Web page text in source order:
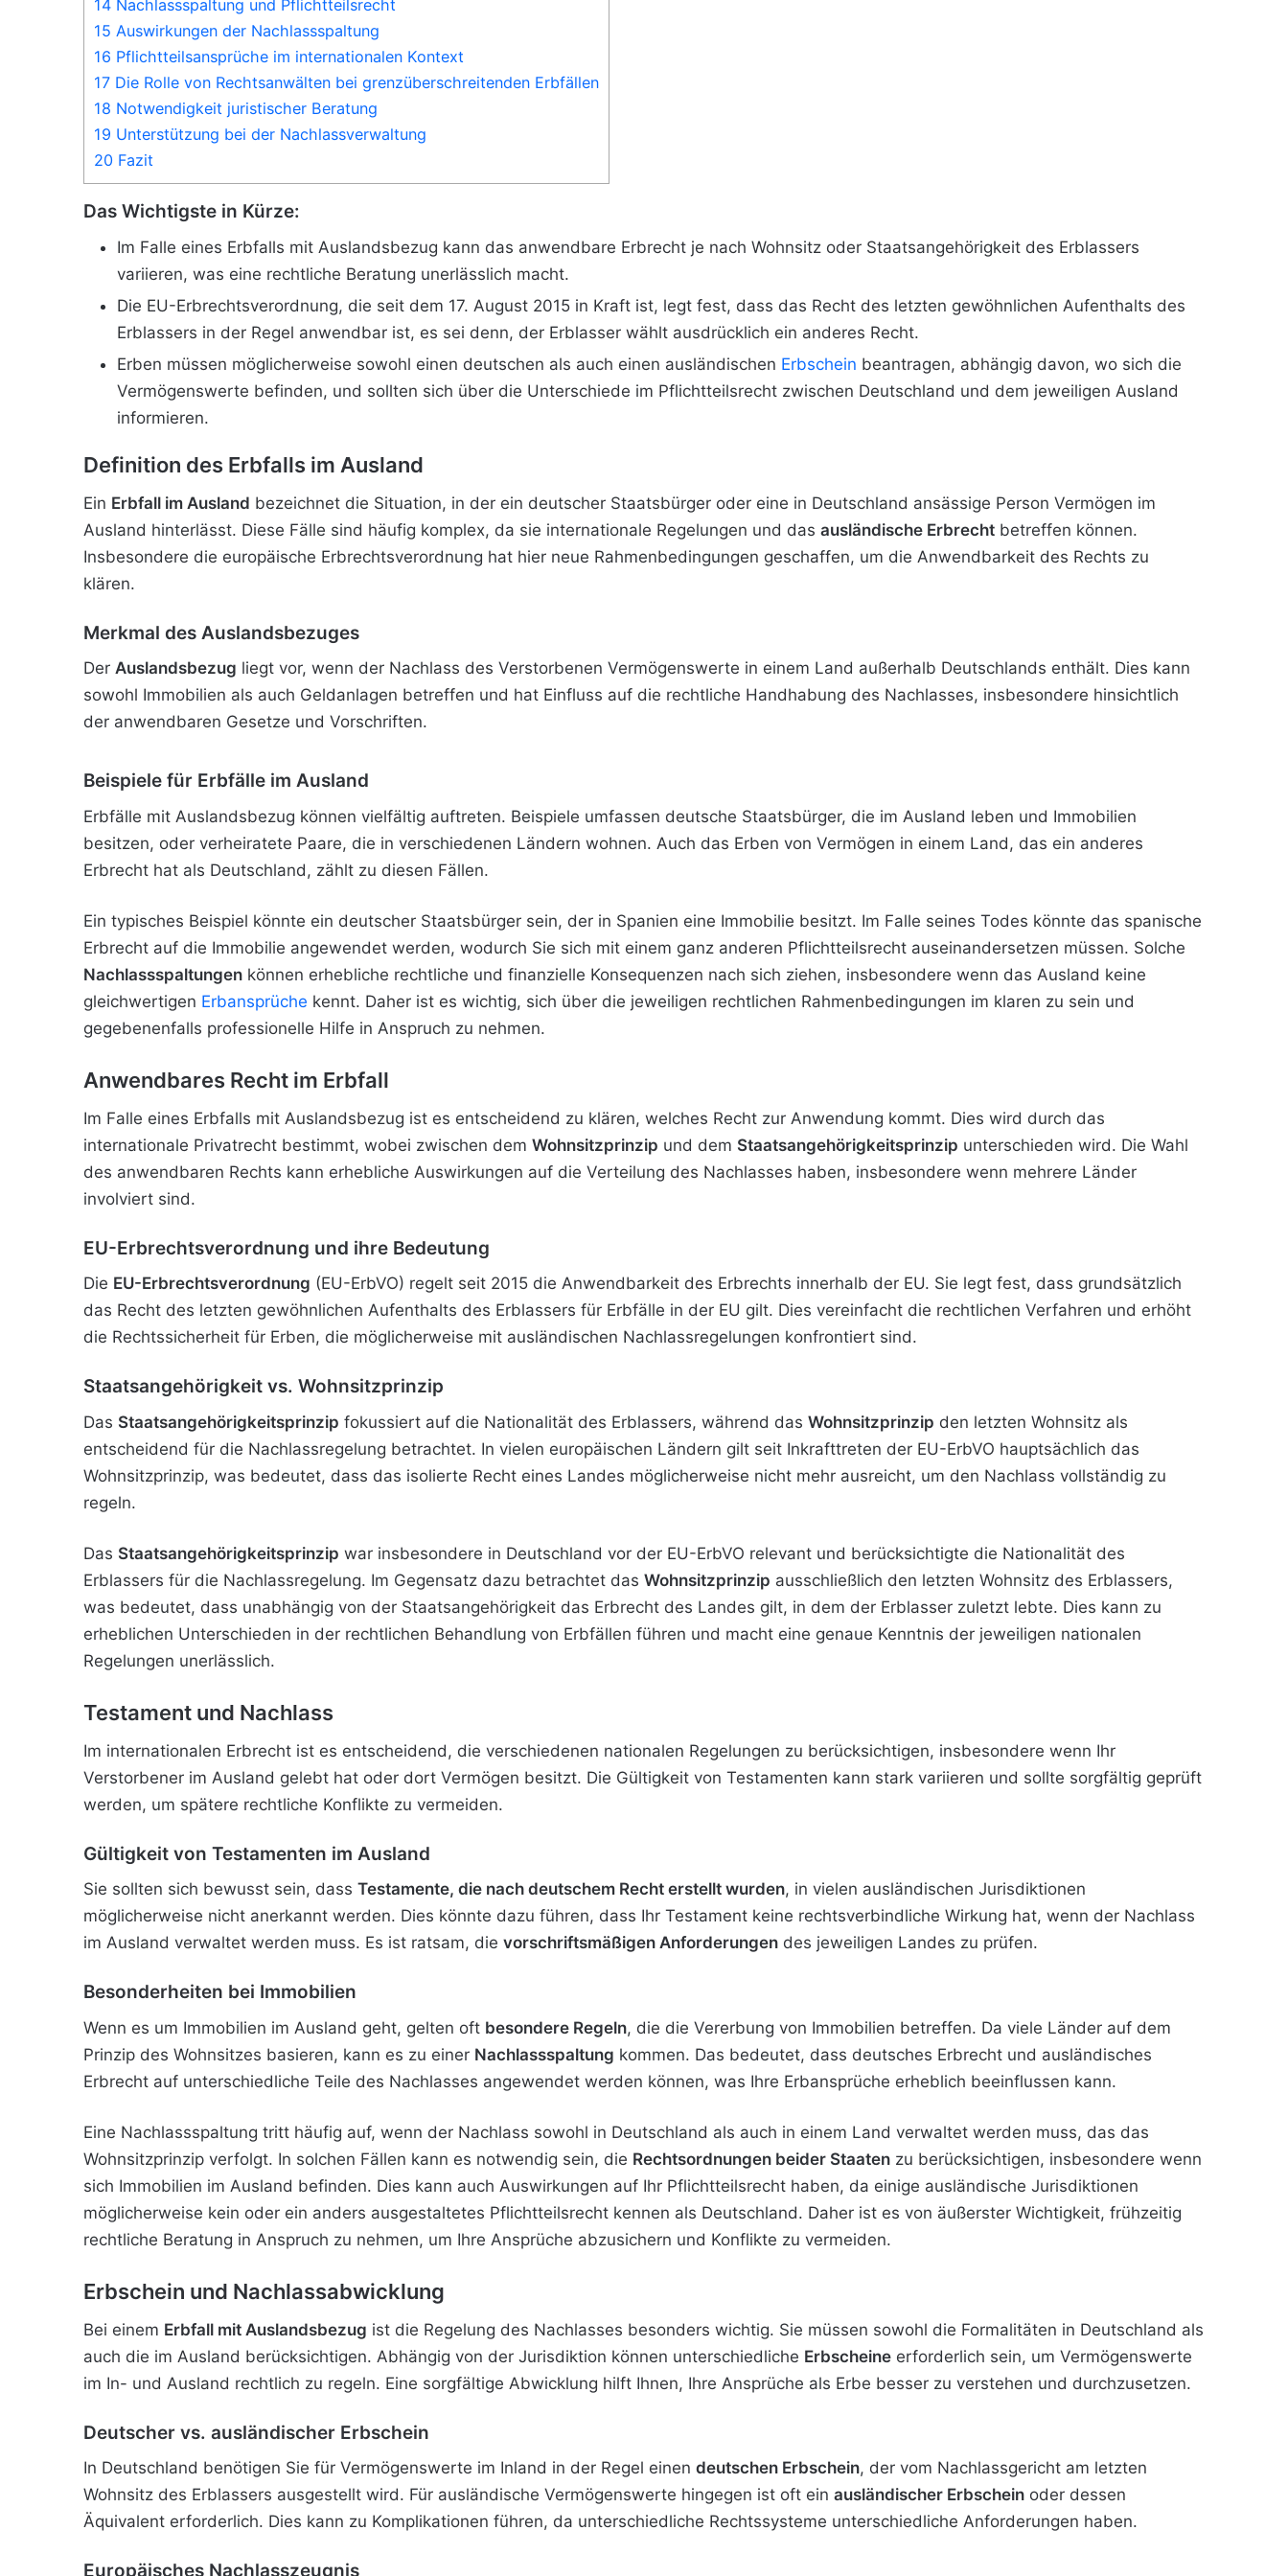
14 Nachlassspaltung und Pflichtteilsrecht
15 Auswirkungen der Nachlassspaltung
16 Pflichtteilsansprüche im internationalen Kontext
17 Die Rolle von Rechtsanwälten bei grenzüberschreitenden Erbfällen
18 Notwendigkeit juristischer Beratung
19 Unterstützung bei der Nachlassverwaltung
20 Fazit
Das Wichtigste in Kürze:
Im Falle eines Erbfalls mit Auslandsbezug kann das anwendbare Erbrecht je nach Wohnsitz oder Staatsangehörigkeit des Erblassers
variieren, was eine rechtliche Beratung unerlässlich macht.
Die EU-Erbrechtsverordnung, die seit dem 17. August 2015 in Kraft ist, legt fest, dass das Recht des letzten gewöhnlichen Aufenthalts des
Erblassers in der Regel anwendbar ist, es sei denn, der Erblasser wählt ausdrücklich ein anderes Recht.
Erben müssen möglicherweise sowohl einen deutschen als auch einen ausländischen Erbschein beantragen, abhängig davon, wo sich die
Vermögenswerte befinden, und sollten sich über die Unterschiede im Pflichtteilsrecht zwischen Deutschland und dem jeweiligen Ausland
informieren.
Definition des Erbfalls im Ausland
Ein Erbfall im Ausland bezeichnet die Situation, in der ein deutscher Staatsbürger oder eine in Deutschland ansässige Person Vermögen im
Ausland hinterlässt. Diese Fälle sind häufig komplex, da sie internationale Regelungen und das ausländische Erbrecht betreffen können.
Insbesondere die europäische Erbrechtsverordnung hat hier neue Rahmenbedingungen geschaffen, um die Anwendbarkeit des Rechts zu
klären.
Merkmal des Auslandsbezuges
Der Auslandsbezug liegt vor, wenn der Nachlass des Verstorbenen Vermögenswerte in einem Land außerhalb Deutschlands enthält. Dies kann
sowohl Immobilien als auch Geldanlagen betreffen und hat Einfluss auf die rechtliche Handhabung des Nachlasses, insbesondere hinsichtlich
der anwendbaren Gesetze und Vorschriften.
Beispiele für Erbfälle im Ausland
Erbfälle mit Auslandsbezug können vielfältig auftreten. Beispiele umfassen deutsche Staatsbürger, die im Ausland leben und Immobilien
besitzen, oder verheiratete Paare, die in verschiedenen Ländern wohnen. Auch das Erben von Vermögen in einem Land, das ein anderes
Erbrecht hat als Deutschland, zählt zu diesen Fällen.
Ein typisches Beispiel könnte ein deutscher Staatsbürger sein, der in Spanien eine Immobilie besitzt. Im Falle seines Todes könnte das spanische
Erbrecht auf die Immobilie angewendet werden, wodurch Sie sich mit einem ganz anderen Pflichtteilsrecht auseinandersetzen müssen. Solche
Nachlassspaltungen können erhebliche rechtliche und finanzielle Konsequenzen nach sich ziehen, insbesondere wenn das Ausland keine
gleichwertigen Erbansprüche kennt. Daher ist es wichtig, sich über die jeweiligen rechtlichen Rahmenbedingungen im klaren zu sein und
gegebenenfalls professionelle Hilfe in Anspruch zu nehmen.
Anwendbares Recht im Erbfall
Im Falle eines Erbfalls mit Auslandsbezug ist es entscheidend zu klären, welches Recht zur Anwendung kommt. Dies wird durch das
internationale Privatrecht bestimmt, wobei zwischen dem Wohnsitzprinzip und dem Staatsangehörigkeitsprinzip unterschieden wird. Die Wahl
des anwendbaren Rechts kann erhebliche Auswirkungen auf die Verteilung des Nachlasses haben, insbesondere wenn mehrere Länder
involviert sind.
EU-Erbrechtsverordnung und ihre Bedeutung
Die EU-Erbrechtsverordnung (EU-ErbVO) regelt seit 2015 die Anwendbarkeit des Erbrechts innerhalb der EU. Sie legt fest, dass grundsätzlich
das Recht des letzten gewöhnlichen Aufenthalts des Erblassers für Erbfälle in der EU gilt. Dies vereinfacht die rechtlichen Verfahren und erhöht
die Rechtssicherheit für Erben, die möglicherweise mit ausländischen Nachlassregelungen konfrontiert sind.
Staatsangehörigkeit vs. Wohnsitzprinzip
Das Staatsangehörigkeitsprinzip fokussiert auf die Nationalität des Erblassers, während das Wohnsitzprinzip den letzten Wohnsitz als
entscheidend für die Nachlassregelung betrachtet. In vielen europäischen Ländern gilt seit Inkrafttreten der EU-ErbVO hauptsächlich das
Wohnsitzprinzip, was bedeutet, dass das isolierte Recht eines Landes möglicherweise nicht mehr ausreicht, um den Nachlass vollständig zu
regeln.
Das Staatsangehörigkeitsprinzip war insbesondere in Deutschland vor der EU-ErbVO relevant und berücksichtigte die Nationalität des
Erblassers für die Nachlassregelung. Im Gegensatz dazu betrachtet das Wohnsitzprinzip ausschließlich den letzten Wohnsitz des Erblassers,
was bedeutet, dass unabhängig von der Staatsangehörigkeit das Erbrecht des Landes gilt, in dem der Erblasser zuletzt lebte. Dies kann zu
erheblichen Unterschieden in der rechtlichen Behandlung von Erbfällen führen und macht eine genaue Kenntnis der jeweiligen nationalen
Regelungen unerlässlich.
Testament und Nachlass
Im internationalen Erbrecht ist es entscheidend, die verschiedenen nationalen Regelungen zu berücksichtigen, insbesondere wenn Ihr
Verstorbener im Ausland gelebt hat oder dort Vermögen besitzt. Die Gültigkeit von Testamenten kann stark variieren und sollte sorgfältig geprüft
werden, um spätere rechtliche Konflikte zu vermeiden.
Gültigkeit von Testamenten im Ausland
Sie sollten sich bewusst sein, dass Testamente, die nach deutschem Recht erstellt wurden, in vielen ausländischen Jurisdiktionen
möglicherweise nicht anerkannt werden. Dies könnte dazu führen, dass Ihr Testament keine rechtsverbindliche Wirkung hat, wenn der Nachlass
im Ausland verwaltet werden muss. Es ist ratsam, die vorschriftsmäßigen Anforderungen des jeweiligen Landes zu prüfen.
Besonderheiten bei Immobilien
Wenn es um Immobilien im Ausland geht, gelten oft besondere Regeln, die die Vererbung von Immobilien betreffen. Da viele Länder auf dem
Prinzip des Wohnsitzes basieren, kann es zu einer Nachlassspaltung kommen. Das bedeutet, dass deutsches Erbrecht und ausländisches
Erbrecht auf unterschiedliche Teile des Nachlasses angewendet werden können, was Ihre Erbansprüche erheblich beeinflussen kann.
Eine Nachlassspaltung tritt häufig auf, wenn der Nachlass sowohl in Deutschland als auch in einem Land verwaltet werden muss, das das
Wohnsitzprinzip verfolgt. In solchen Fällen kann es notwendig sein, die Rechtsordnungen beider Staaten zu berücksichtigen, insbesondere wenn
sich Immobilien im Ausland befinden. Dies kann auch Auswirkungen auf Ihr Pflichtteilsrecht haben, da einige ausländische Jurisdiktionen
möglicherweise kein oder ein anders ausgestaltetes Pflichtteilsrecht kennen als Deutschland. Daher ist es von äußerster Wichtigkeit, frühzeitig
rechtliche Beratung in Anspruch zu nehmen, um Ihre Ansprüche abzusichern und Konflikte zu vermeiden.
Erbschein und Nachlassabwicklung
Bei einem Erbfall mit Auslandsbezug ist die Regelung des Nachlasses besonders wichtig. Sie müssen sowohl die Formalitäten in Deutschland als
auch die im Ausland berücksichtigen. Abhängig von der Jurisdiktion können unterschiedliche Erbscheine erforderlich sein, um Vermögenswerte
im In- und Ausland rechtlich zu regeln. Eine sorgfältige Abwicklung hilft Ihnen, Ihre Ansprüche als Erbe besser zu verstehen und durchzusetzen.
Deutscher vs. ausländischer Erbschein
In Deutschland benötigen Sie für Vermögenswerte im Inland in der Regel einen deutschen Erbschein, der vom Nachlassgericht am letzten
Wohnsitz des Erblassers ausgestellt wird. Für ausländische Vermögenswerte hingegen ist oft ein ausländischer Erbschein oder dessen
Äquivalent erforderlich. Dies kann zu Komplikationen führen, da unterschiedliche Rechtssysteme unterschiedliche Anforderungen haben.
Europäisches Nachlasszeugnis